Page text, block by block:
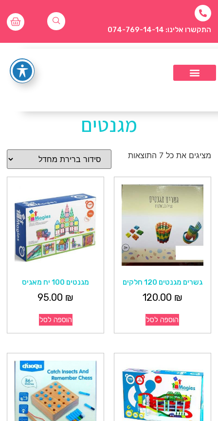
התקשרו אלינו: 074-769-14-14
מגנטים
מציגים את כל ⁦7⁩ התוצאות
גשרים מגנטים 120 חלקים
120.00 ₪
הוספה לסל
מגנטים 100 יח מאגיס
95.00 ₪
הוספה לסל